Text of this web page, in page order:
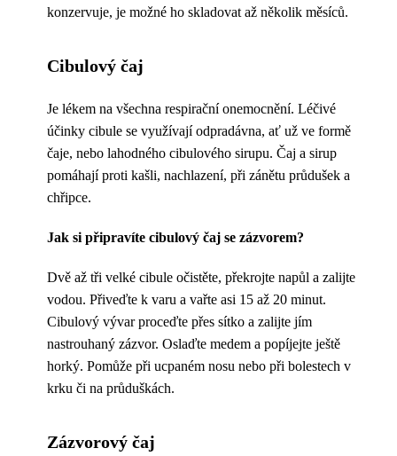
konzervuje, je možné ho skladovat až několik měsíců.
Cibulový čaj
Je lékem na všechna respirační onemocnění. Léčivé
účinky cibule se využívají odpradávna, ať už ve formě
čaje, nebo lahodného cibulového sirupu. Čaj a sirup
pomáhají proti kašli, nachlazení, při zánětu průdušek a
chřipce.
Jak si připravíte cibulový čaj se zázvorem?
Dvě až tři velké cibule očistěte, překrojte napůl a zalijte
vodou. Přiveďte k varu a vařte asi 15 až 20 minut.
Cibulový vývar proceďte přes sítko a zalijte jím
nastrouhaný zázvor. Oslaďte medem a popíjejte ještě
horký. Pomůže při ucpaném nosu nebo při bolestech v
krku či na průduškách.
Zázvorový čaj